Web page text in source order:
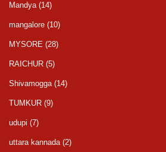
Mandya(14)
mangalore (10)
MYSORE (28)
RAICHUR (5)
Shivamogga(14)
TUMKUR (9)
udupi (7)
uttara kannada(2)